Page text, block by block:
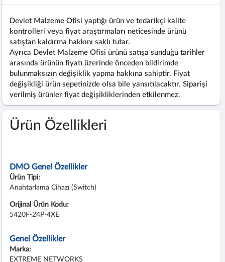
Devlet Malzeme Ofisi yaptığı ürün ve tedarikçi kalite
kontrolleri veya fiyat araştırmaları neticesinde ürünü
satıştan kaldırma hakkını saklı tutar.
Ayrıca Devlet Malzeme Ofisi ürünü satışa sunduğu tarihler
arasında ürünün fiyatı üzerinde önceden bildirimde
bulunmaksızın değişiklik yapma hakkına sahiptir. Fiyat
değişikliği ürün sepetinizde olsa bile yansıtılacaktır. Siparişi
verilmiş ürünler fiyat değişikliklerinden etkilenmez.
Ürün Özellikleri
DMO Genel Özellikler
Ürün Tipi:
Anahtarlama Cihazı (Switch)
Orijinal Ürün Kodu:
5420F-24P-4XE
Genel Özellikler
Marka:
EXTREME NETWORKS